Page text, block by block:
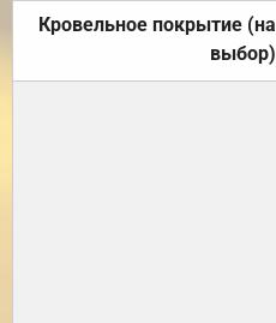
Кровельное покрытие (на
выбор)